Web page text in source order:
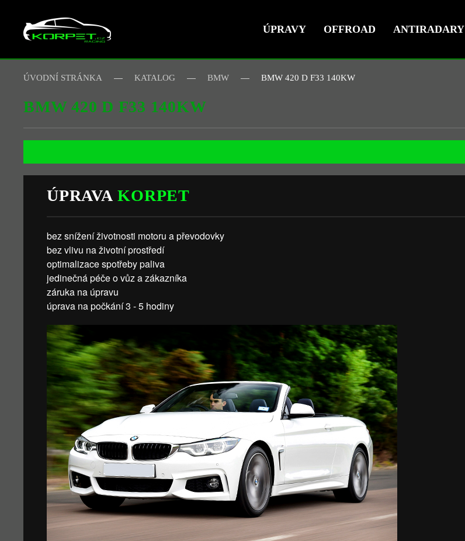
Skip to main content ÚPRAVY OFFROAD ANTIRADARY
ÚVODNÍ STRÁNKA KATALOG BMW BMW 420 D F33 140KW
BMW 420 D F33 140KW
ÚPRAVAKORPET
bez snížení životnosti motoru a převodovky
bez vlivu na životní prostředí
optimalizace spotřeby paliva
jedinečná péče o vůz a zákazníka
záruka na úpravu
úprava na počkání 3 - 5 hodiny